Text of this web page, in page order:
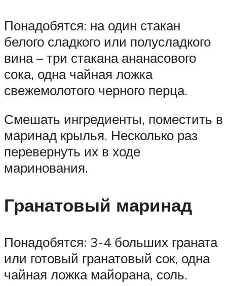
Понадобятся: на один стакан
белого сладкого или полусладкого
вина – три стакана ананасового
сока, одна чайная ложка
свежемолотого черного перца.
Смешать ингредиенты, поместить в
маринад крылья. Несколько раз
перевернуть их в ходе
маринования.
Гранатовый маринад
Понадобятся: 3-4 больших граната
или готовый гранатовый сок, одна
чайная ложка майорана, соль.